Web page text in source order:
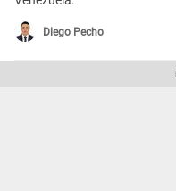
Diego Pecho